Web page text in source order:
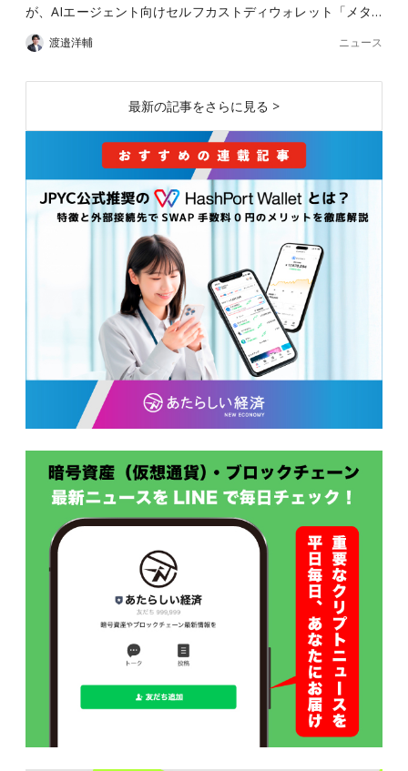
が、AIエージェント向けセルフカストディウォレット「メタ…
渡邉洋輔 ニュース
最新の記事をさらに見る >